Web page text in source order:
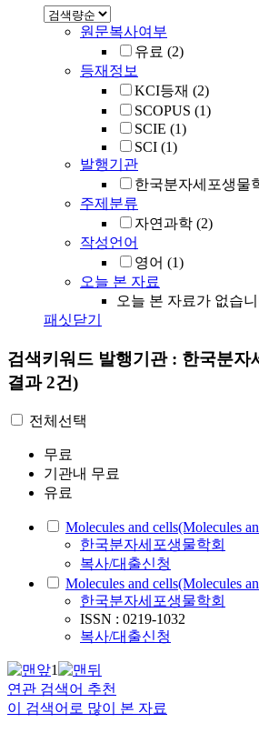
원문복사여부
유료 (2)
등재정보
KCI등재 (2)
SCOPUS (1)
SCIE (1)
SCI (1)
발행기관
한국분자세포생물
주제분류
자연과학 (2)
작성언어
영어 (1)
오늘 본 자료
오늘 본 자료가 없습
패싯닫기
검색키워드 발행기관 : 한국분자
결과 2건)
전체선택
무료
기관내 무료
유료
Molecules and cells(Molecules
한국분자세포생물학회
복사/대출신청
Molecules and cells(Molecules
한국분자세포생물학회
ISSN : 0219-1032
복사/대출신청
1
연관 검색어 추천
이 검색어로 많이 본 자료